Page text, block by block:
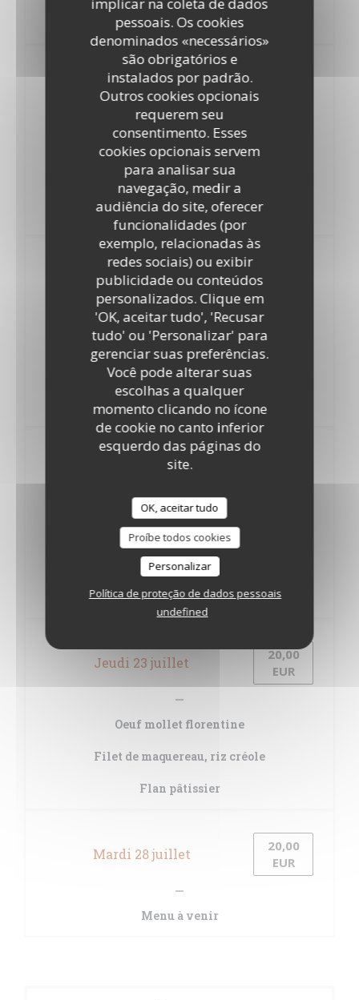
pessoais. Os cookies
denominados «necessários»
são obrigatórios e
instalados por padrão.
Outros cookies opcionais
requerem seu
consentimento. Esses
cookies opcionais servem
para analisar sua
navegação, medir a
audiência do site, oferecer
funcionalidades (por
exemplo, relacionadas às
redes sociais) ou exibir
publicidade ou conteúdos
personalizados. Clique em
'OK, aceitar tudo', 'Recusar
tudo' ou 'Personalizar' para
gerenciar suas preferências.
Você pode alterar suas
escolhas a qualquer
momento clicando no ícone
de cookie no canto inferior
esquerdo das páginas do
site.
OK, aceitar tudo
Proíbe todos cookies
Personalizar
Política de proteção de dados pessoais
undefined
Bavarois caramel chocolat
Jeudi 9 juillet
Oeufs mayonnaise
Moules marinières, frites
Paris-Brest
Jeudi 16 juillet
Gaspacho de courgette
Dos de Merlu, pâtes fraîches, tian de légulmes
Panna Cotta caramel beurre salé
Mardi 21 juillet
Tarte à l'oignon
Tajine de veau, boulgour
Opéra
Jeudi 23 juillet
20,00
EUR
Oeuf mollet florentine
Filet de maquereau, riz créole
Flan pâtissier
Mardi 28 juillet
20,00
EUR
Menu à venir